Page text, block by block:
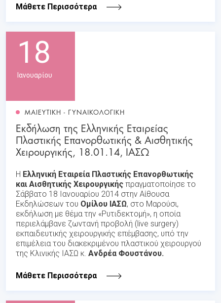
Μάθετε Περισσότερα
18
Ιανουαρίου
ΜΑΙΕΥΤΙΚΗ - ΓΥΝΑΙΚΟΛΟΓΙΚΗ
Εκδήλωση της Ελληνικής Εταιρείας
Πλαστικής Επανορθωτικής & Αισθητικής
Χειρουργικής, 18.01.14, ΙΑΣΩ
Η Ελληνική Εταιρεία Πλαστικής Επανορθωτικής
και Αισθητικής Χειρουργικής πραγματοποίησε το
Σάββατο 18 Ιανουαρίου 2014 στην Αίθουσα
Εκδηλώσεων του Ομίλου ΙΑΣΩ, στο Μαρούσι,
εκδήλωση με θέμα την «Ρυτιδεκτομή», η οποία
περιελάμβανε ζωντανή προβολή (live surgery)
εκπαιδευτικής χειρουργικής επέμβασης, υπό την
επιμέλεια του διακεκριμένου πλαστικού χειρουργού
της Κλινικής ΙΑΣΩ κ. Ανδρέα Φουστάνου.
Μάθετε Περισσότερα